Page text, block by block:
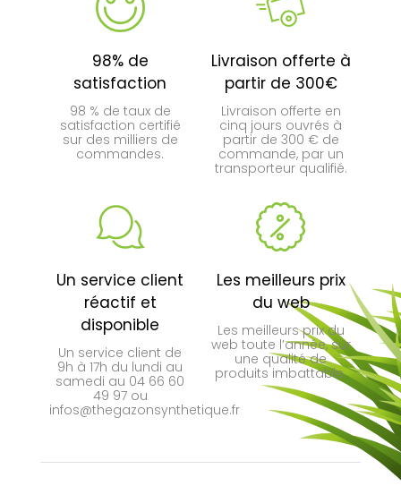
98% de
satisfaction
98 % de taux de
satisfaction certifié
sur des milliers de
commandes.
Livraison offerte à
partir de 300€
Livraison offerte en
cinq jours ouvrés à
partir de 300 € de
commande, par un
transporteur qualifié.
Un service client
réactif et
disponible
Un service client de
9h à 17h du lundi au
samedi au 04 66 60
49 97 ou
infos@thegazonsynthetique.fr
Les meilleurs prix
du web
Les meilleurs prix du
web toute l’année, sur
une qualité de
produits imbattable.